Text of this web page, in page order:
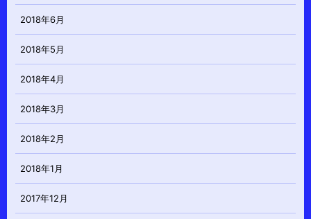
2018年6月
2018年5月
2018年4月
2018年3月
2018年2月
2018年1月
2017年12月